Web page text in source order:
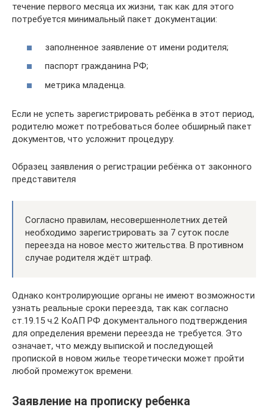
течение первого месяца их жизни, так как для этого
потребуется минимальный пакет документации:
заполненное заявление от имени родителя;
паспорт гражданина РФ;
метрика младенца.
Если не успеть зарегистрировать ребёнка в этот период,
родителю может потребоваться более обширный пакет
документов, что усложнит процедуру.
Образец заявления о регистрации ребёнка от законного
представителя
Согласно правилам, несовершеннолетних детей
необходимо зарегистрировать за 7 суток после
переезда на новое место жительства. В противном
случае родителя ждёт штраф.
Однако контролирующие органы не имеют возможности
узнать реальные сроки переезда, так как согласно
ст.19.15 ч.2 КоАП РФ документального подтверждения
для определения времени переезда не требуется. Это
означает, что между выпиской и последующей
пропиской в новом жилье теоретически может пройти
любой промежуток времени.
Заявление на прописку ребенка